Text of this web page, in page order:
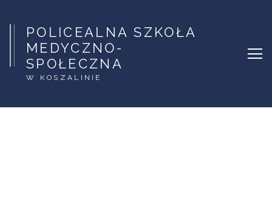
POLICEALNA SZKOŁA
MEDYCZNO-
SPOŁECZNA
W KOSZALINIE